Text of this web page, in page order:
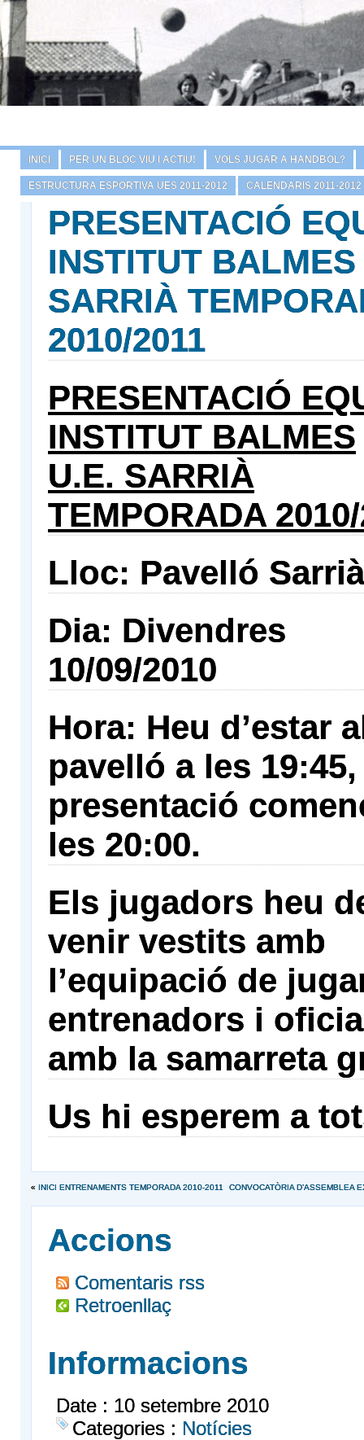
INICI PER UN BLOC VIU I ACTIU! VOLS JUGAR A HANDBOL?
ESTRUCTURA ESPORTIVA UES 2011-2012 CALENDARIS 2011-2012
PRESENTACIÓ
INSTITUT
SARRIÀ
2010/2011
PRESENTACIÓ
INSTITUT BALMES
U.E. SARRIÀ
TEMPORADA
Lloc: Pavelló
Dia: Divendres
10/09/2010
Hora: Heu d’estar
pavelló a les
presentació
les 20:00.
Els jugadors heu
venir vestits amb
l’equipació de
entrenadors i
amb la samarreta
Us hi esperem a
« INICI ENTRENAMENTS TEMPORADA 2010-2011 CONVOCATÒRIA D’ASSEMBLEA
Accions
Comentaris rss
Retroenllaç
Informacions
Date : 10 setembre 2010
Categories : Notícies